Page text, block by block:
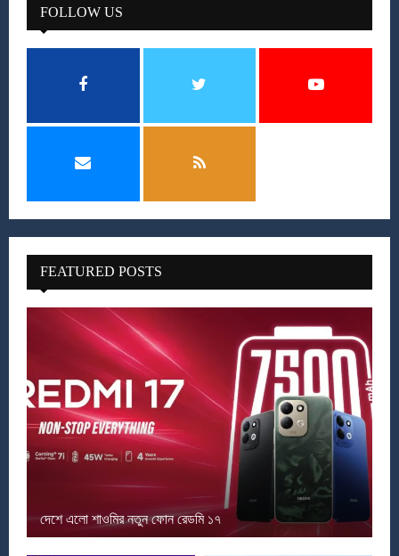
FOLLOW US
FEATURED POSTS
দেশে এলো শাওমির নতুন ফোন রেডমি ১৭